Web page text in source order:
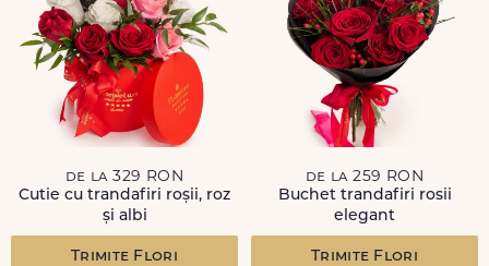
de la 329 RON
Cutie cu trandafiri roșii, roz
și albi
Trimite Flori
de la 259 RON
Buchet trandafiri rosii
elegant
Trimite Flori